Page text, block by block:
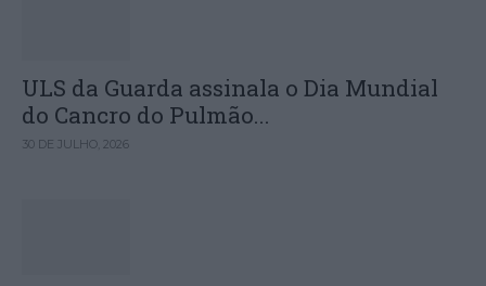
ULS da Guarda assinala o Dia Mundial
do Cancro do Pulmão...
30 DE JULHO, 2026